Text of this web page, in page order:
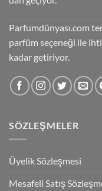
Parfumdünyası.com
parfüm seçeneği ile
kadar getiriyor.
SÖZLEŞMELER
Üyelik Sözleşmesi
Mesafeli Satış